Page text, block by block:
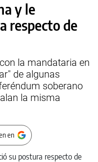
y le
respecto de
la mandataria en
de algunas
soberano
la misma
en